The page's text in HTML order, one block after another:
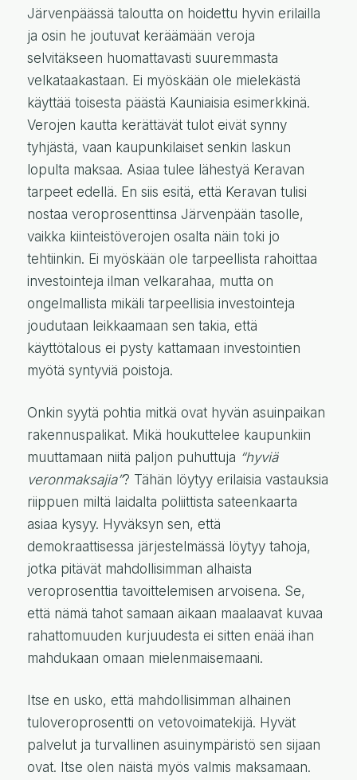
Järvenpäässä taloutta on hoidettu hyvin erilailla
ja osin he joutuvat keräämään veroja
selvitäkseen huomattavasti suuremmasta
velkataakastaan. Ei myöskään ole mielekästä
käyttää toisesta päästä Kauniaisia esimerkkinä.
Verojen kautta kerättävät tulot eivät synny
tyhjästä, vaan kaupunkilaiset senkin laskun
lopulta maksaa. Asiaa tulee lähestyä Keravan
tarpeet edellä. En siis esitä, että Keravan tulisi
nostaa veroprosenttinsa Järvenpään tasolle,
vaikka kiinteistöverojen osalta näin toki jo
tehtiinkin. Ei myöskään ole tarpeellista rahoittaa
investointeja ilman velkarahaa, mutta on
ongelmallista mikäli tarpeellisia investointeja
joudutaan leikkaamaan sen takia, että
käyttötalous ei pysty kattamaan investointien
myötä syntyviä poistoja.
Onkin syytä pohtia mitkä ovat hyvän asuinpaikan
rakennuspalikat. Mikä houkuttelee kaupunkiin
muuttamaan niitä paljon puhuttuja “hyviä
veronmaksajia”? Tähän löytyy erilaisia vastauksia
riippuen miltä laidalta poliittista sateenkaarta
asiaa kysyy. Hyväksyn sen, että
demokraattisessa järjestelmässä löytyy tahoja,
jotka pitävät mahdollisimman alhaista
veroprosenttia tavoittelemisen arvoisena. Se,
että nämä tahot samaan aikaan maalaavat kuvaa
rahattomuuden kurjuudesta ei sitten enää ihan
mahdukaan omaan mielenmaisemaani.
Itse en usko, että mahdollisimman alhainen
tuloveroprosentti on vetovoimatekijä. Hyvät
palvelut ja turvallinen asuinympäristö sen sijaan
ovat. Itse olen näistä myös valmis maksamaan.